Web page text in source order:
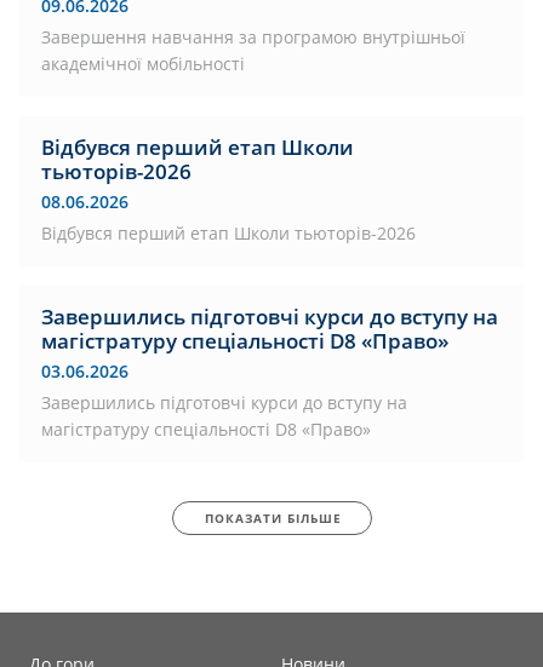
09.06.2026
Завершення навчання за програмою внутрішньої
академічної мобільності
Відбувся перший етап Школи
тьюторів-2026
08.06.2026
Відбувся перший етап Школи тьюторів-2026
Завершились підготовчі курси до вступу на
магістратуру спеціальності D8 «Право»
03.06.2026
Завершились підготовчі курси до вступу на
магістратуру спеціальності D8 «Право»
ПОКАЗАТИ БІЛЬШЕ